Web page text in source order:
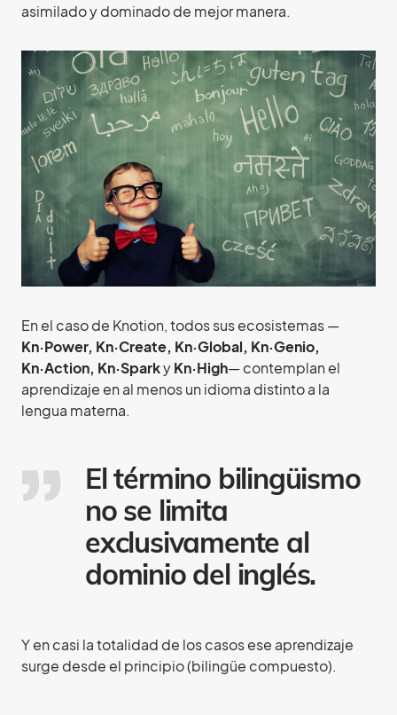
asimilado y dominado de mejor manera.
En el caso de Knotion, todos sus ecosistemas —
Kn·Power, Kn·Create, Kn·Global, Kn·Genio,
Kn·Action, Kn·SparkyKn·High— contemplan el
aprendizaje en al menos un idioma distinto a la
lengua materna.
El término bilingüismo
no se limita
exclusivamente al
dominio del inglés.
Y en casi la totalidad de los casos ese aprendizaje
surge desde el principio (bilingüe compuesto).